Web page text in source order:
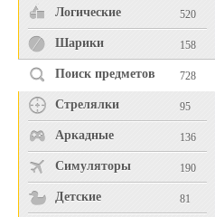
Логические 520
Шарики 158
Поиск предметов 728
Стрелялки 95
Аркадные 136
Симуляторы 190
Детские 81